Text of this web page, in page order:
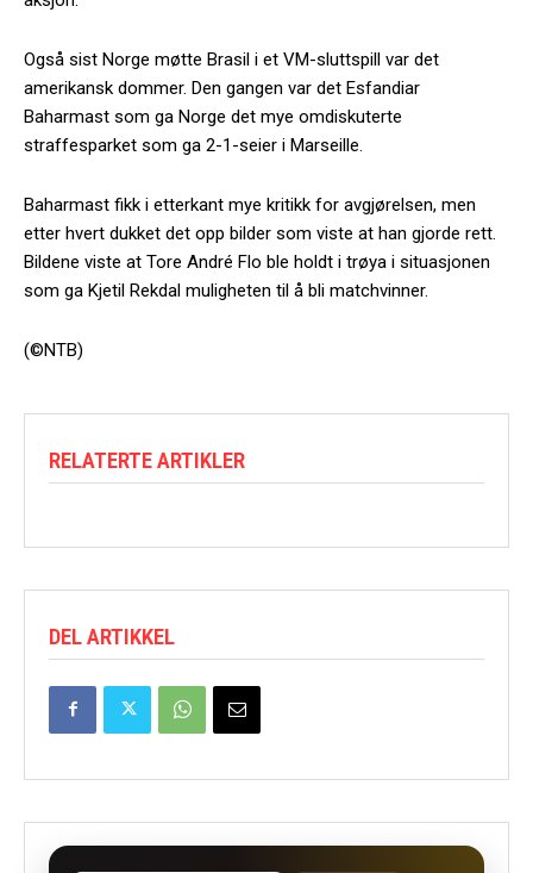
Også sist Norge møtte Brasil i et VM-sluttspill var det
amerikansk dommer. Den gangen var det Esfandiar
Baharmast som ga Norge det mye omdiskuterte
straffesparket som ga 2-1-seier i Marseille.
Baharmast fikk i etterkant mye kritikk for avgjørelsen, men
etter hvert dukket det opp bilder som viste at han gjorde rett.
Bildene viste at Tore André Flo ble holdt i trøya i situasjonen
som ga Kjetil Rekdal muligheten til å bli matchvinner.
(©NTB)
RELATERTE ARTIKLER
DEL ARTIKKEL